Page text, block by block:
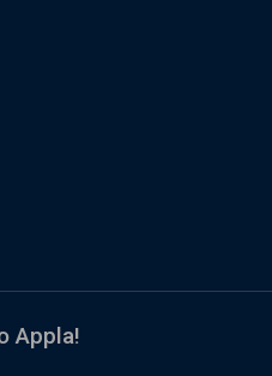
Appla!